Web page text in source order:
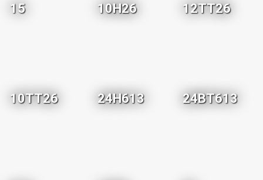
15 10H26 12TT26
10TT26 24H613 24BT613